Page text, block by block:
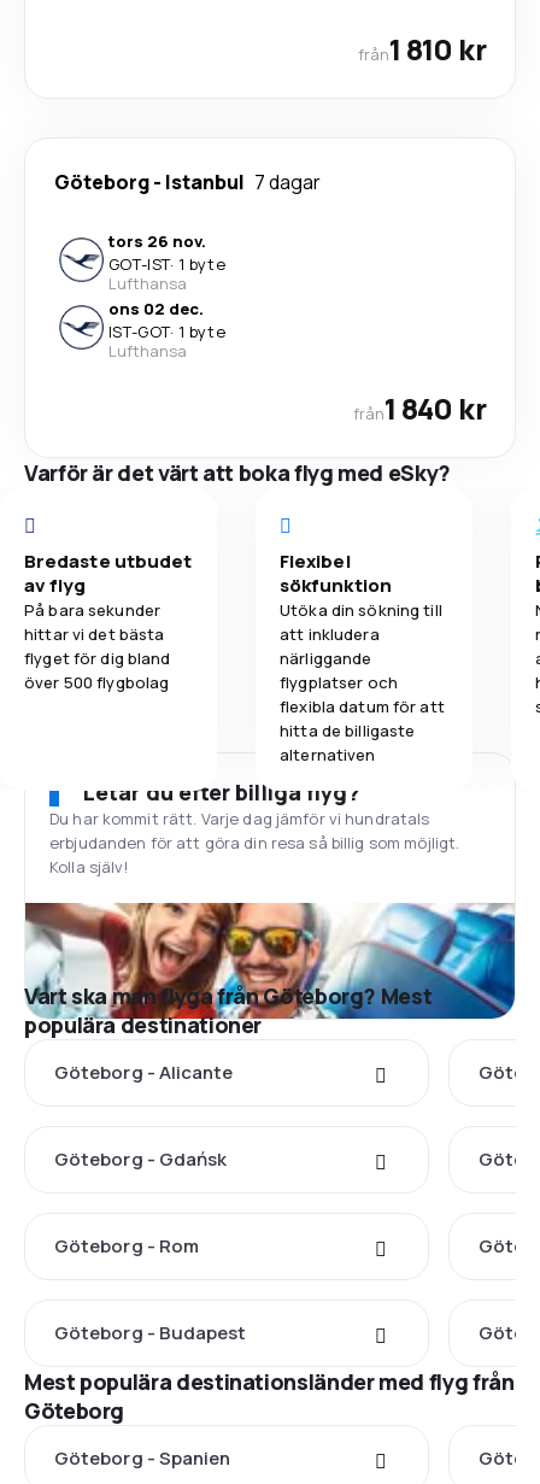
från1 810 kr
Göteborg- Istanbul 7 dagar
tors 26 nov.
GOT-IST· 1 byte
Lufthansa
ons 02 dec.
IST-GOT· 1 byte
Lufthansa
från1 840 kr
Varför är det värt att boka flyg med eSky?
Bredaste utbudet
av flyg
På bara sekunder
hittar vi det bästa
flyget för dig bland
över 500 flygbolag
Flexibel
sökfunktion
Utöka din sökning till
att inkludera
närliggande
flygplatser och
flexibla datum för att
hitta de billigaste
alternativen
Letar du efter billiga flyg?
Du har kommit rätt. Varje dag jämför vi hundratals
erbjudanden för att göra din resa så billig som möjligt.
Kolla själv!
Vart ska man flyga från Göteborg? Mest
populära destinationer
Göteborg - Alicante
Göteborg - Gdańsk
Göteborg - Rom
Göteborg - Budapest
Mest populära destinationsländer med flyg från
Göteborg
Göteborg - Spanien